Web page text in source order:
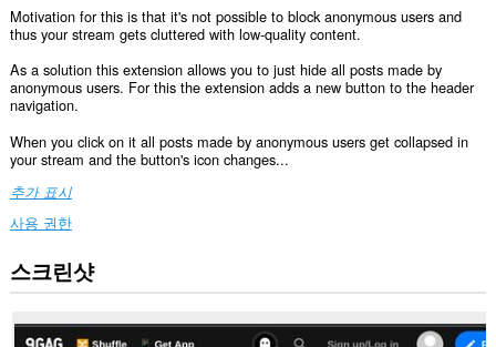
Motivation for this is that it's not possible to block anonymous users and
thus your stream gets cluttered with low-quality content.
As a solution this extension allows you to just hide all posts made by
anonymous users. For this the extension adds a new button to the header
navigation.
When you click on it all posts made by anonymous users get collapsed in
your stream and the button's icon changes...
추가 표시
사용 권한
이
확
기
스크린샷